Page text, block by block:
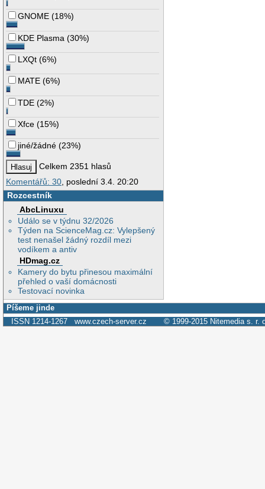
GNOME (18%)
KDE Plasma (30%)
LXQt (6%)
MATE (6%)
TDE (2%)
Xfce (15%)
jiné/žádné (23%)
Celkem 2351 hlasů
Komentářů: 30 , poslední 3.4. 20:20
Rozcestník
AbcLinuxu
Událo se v týdnu 32/2026
Týden na ScienceMag.cz: Vylepšený
test nenašel žádný rozdíl mezi
vodíkem a antiv
HDmag.cz
Kamery do bytu přinesou maximální
přehled o vaší domácnosti
Testovací novinka
Píšeme jinde
ISSN 1214-1267 www.czech-server.cz © 1999-2015 Nitemedia s. r.